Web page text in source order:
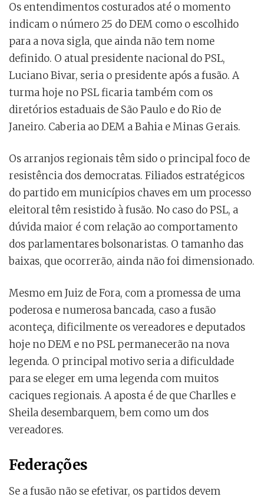
Os entendimentos costurados até o momento
indicam o número 25 do DEM como o escolhido
para a nova sigla, que ainda não tem nome
definido. O atual presidente nacional do PSL,
Luciano Bivar, seria o presidente após a fusão. A
turma hoje no PSL ficaria também com os
diretórios estaduais de São Paulo e do Rio de
Janeiro. Caberia ao DEM a Bahia e Minas Gerais.
Os arranjos regionais têm sido o principal foco de
resistência dos democratas. Filiados estratégicos
do partido em municípios chaves em um processo
eleitoral têm resistido à fusão. No caso do PSL, a
dúvida maior é com relação ao comportamento
dos parlamentares bolsonaristas. O tamanho das
baixas, que ocorrerão, ainda não foi dimensionado.
Mesmo em Juiz de Fora, com a promessa de uma
poderosa e numerosa bancada, caso a fusão
aconteça, dificilmente os vereadores e deputados
hoje no DEM e no PSL permanecerão na nova
legenda. O principal motivo seria a dificuldade
para se eleger em uma legenda com muitos
caciques regionais. A aposta é de que Charlles e
Sheila desembarquem, bem como um dos
vereadores.
Federações
Se a fusão não se efetivar, os partidos devem